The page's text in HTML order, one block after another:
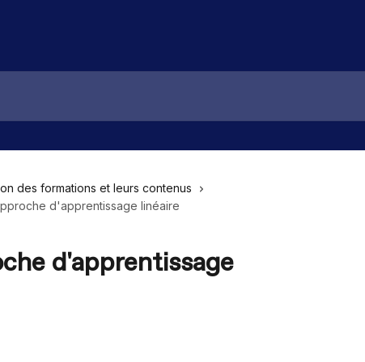
des formations et leurs contenus
d'apprentissage linéaire
d'apprentissage